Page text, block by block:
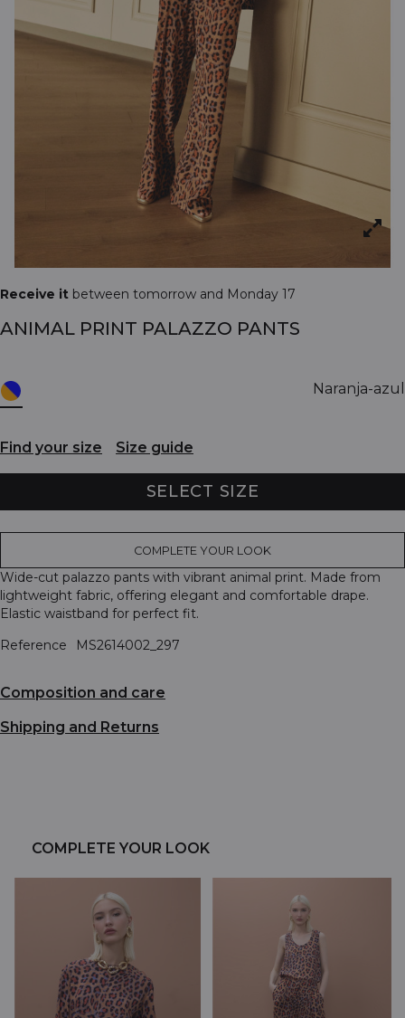
Receive it between tomorrow and Monday 17
ANIMAL PRINT PALAZZO PANTS
Naranja-azul
Find your size Size guide
SELECT SIZE
COMPLETE YOUR LOOK
Wide-cut palazzo pants with vibrant animal print. Made from
lightweight fabric, offering elegant and comfortable drape.
Elastic waistband for perfect fit.
Reference
MS2614002_297
Composition and care
Shipping and Returns
COMPLETE YOUR LOOK